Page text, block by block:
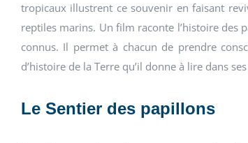
tropicaux illustrent ce souvenir en faisant
reptiles marins. Un film raconte l’histoire des
connus. Il permet à chacun de prendre
d’histoire de la Terre qu’il donne à lire dans
Le Sentier des papillons